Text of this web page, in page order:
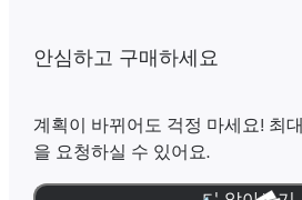
안심하고 구매하세요
계획이 바뀌어도 걱정 마세요! 최대
을 요청하실 수 있어요.